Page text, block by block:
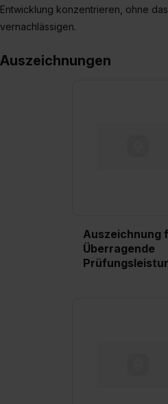
Entwicklung konzentrieren, ohne
vernachlässigen.
Auszeichnungen
Auszeichnung
Überragende